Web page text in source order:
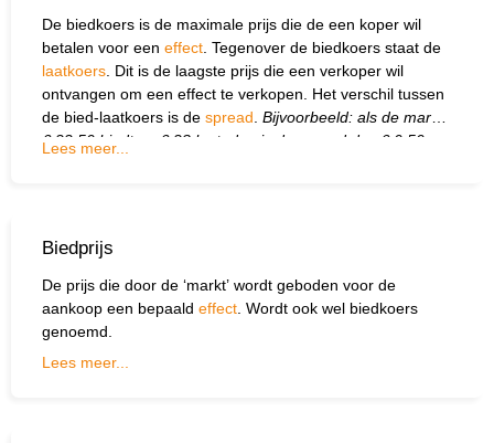
De biedkoers is de maximale prijs die de een koper wil
betalen voor een effect . Tegenover de biedkoers staat de
laatkoers . Dit is de laagste prijs die een verkoper wil
ontvangen om een effect te verkopen. Het verschil tussen
de bied-laatkoers is de spread Bijvoorbeeld: als de markt
€ 22,50 biedt en € 23 laat, dan is de spread dus € 0,50.
Lees meer...
Biedprijs
De prijs die door de ‘markt’ wordt geboden voor de
aankoop een bepaald effect . Wordt ook wel biedkoers
genoemd.
Lees meer...